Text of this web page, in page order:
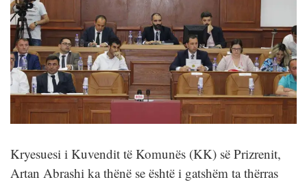
Kryesuesi i Kuvendit të Komunës (KK) së Prizrenit,
Artan Abrashi ka thënë se është i gatshëm ta thërras